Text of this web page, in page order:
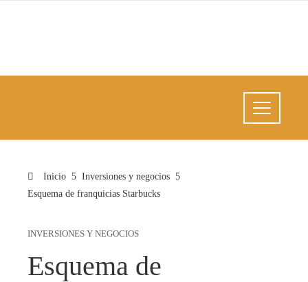
Inicio
Inversiones y negocios
Esquema de franquicias Starbucks
INVERSIONES Y NEGOCIOS
Esquema de